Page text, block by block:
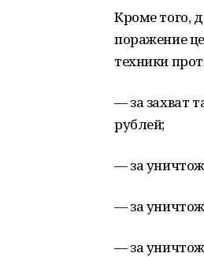
Кроме того,
поражение
техники
— за захват
рублей;
— за
— за
— за